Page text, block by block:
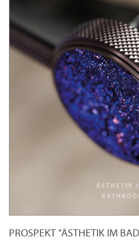
PROSPEKT "ÄSTHETIK IM